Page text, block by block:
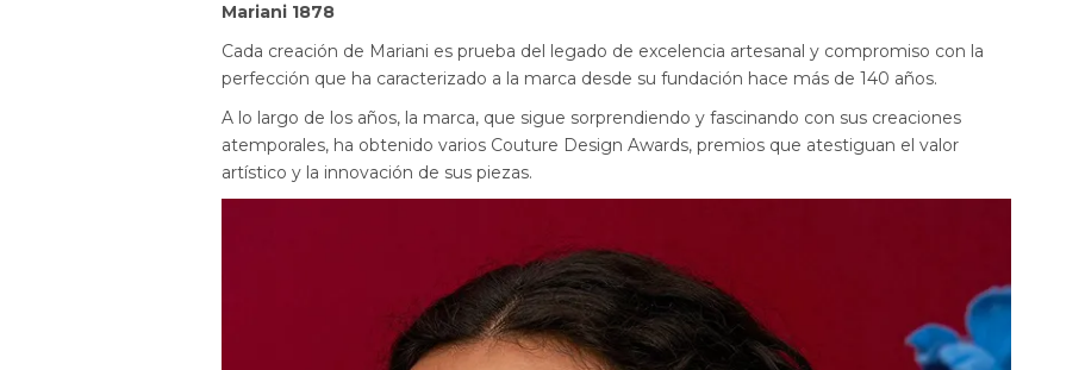
Mariani 1878
Cada creación de Mariani es prueba del legado de excelencia artesanal y compromiso con la
perfección que ha caracterizado a la marca desde su fundación hace más de 140 años.
A lo largo de los años, la marca, que sigue sorprendiendo y fascinando con sus creaciones
atemporales, ha obtenido varios Couture Design Awards, premios que atestiguan el valor
artístico y la innovación de sus piezas.